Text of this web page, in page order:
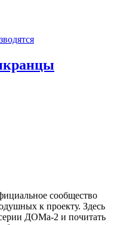
сообщество
к проекту. Здесь
ДОМа-2 и почитать